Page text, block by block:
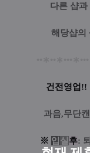
다른 샵
해당샵의
건전영업!!
과음,무단
※ 입 실 후: